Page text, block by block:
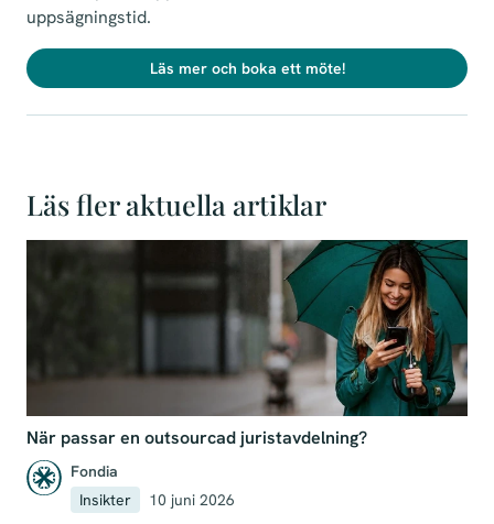
uppsägningstid.
Läs mer och boka ett möte!
Läs fler aktuella artiklar
När passar en outsourcad juristavdelning?
Fondia
Insikter
10 juni 2026